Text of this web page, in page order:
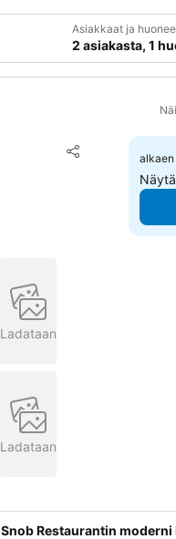
Asiakkaat ja
2 asiakasta, 1
Jaa
Lisää alkaen
Ladataan
Ladataan
Snob Restaurantin moderni